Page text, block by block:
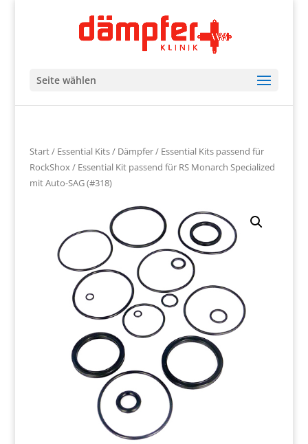
Seite wählen
Start/ Essential Kits/ Dämpfer/ Essential Kits passend für
RockShox/ Essential Kit passend für RS Monarch Specialized
mit Auto-SAG (#318)